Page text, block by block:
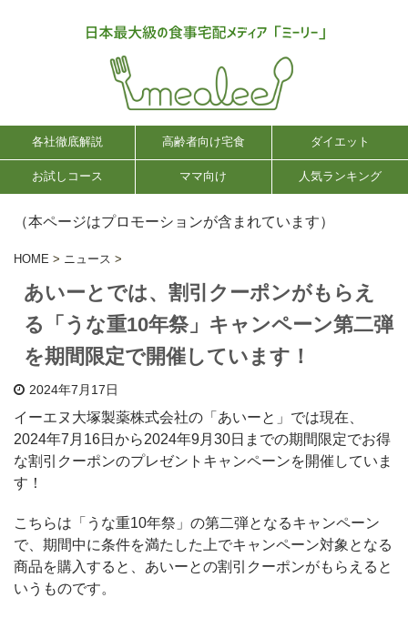
各社徹底解説 高齢者向け宅食 ダイエット
お試しコース ママ向け 人気ランキング
（本ページはプロモーションが含まれています）
HOME > ニュース >
あいーとでは、割引クーポンがもらえ
る「うな重10年祭」キャンペーン第二弾
を期間限定で開催しています！
2024年7月17日
イーエヌ大塚製薬株式会社の「あいーと」では現在、
2024年7月16日から2024年9月30日までの期間限定でお得
な割引クーポンのプレゼントキャンペーンを開催していま
す！
こちらは「うな重10年祭」の第二弾となるキャンペーン
で、期間中に条件を満たした上でキャンペーン対象となる
商品を購入すると、あいーとの割引クーポンがもらえると
いうものです。